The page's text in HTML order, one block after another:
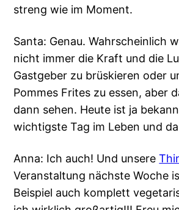
streng wie im Moment.
Santa: Genau. Wahrscheinlich
nicht immer die Kraft und die
Gastgeber zu brüskieren oder
Pommes Frites zu essen, aber
dann sehen. Heute ist ja
wichtigste Tag im Leben und
Anna: Ich auch! Und unsere
Veranstaltung nächste Woche
Beispiel auch komplett